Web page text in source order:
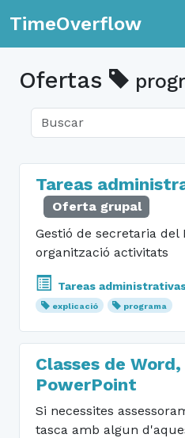
TimeOverflow
Ofertas
Tareas
Oferta grupal
Gestió de secretaria del
organització activitats
Tareas
explicació programa
Classes de
PowerPoint
Si necessites
tasca amb algun